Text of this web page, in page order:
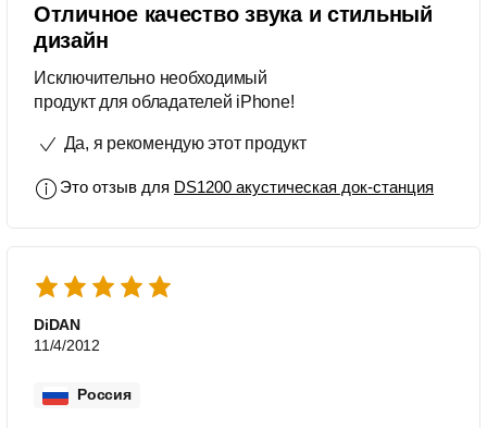
Отличное качество звука и стильный
дизайн
Исключительно необходимый
продукт для обладателей iPhone!
Да, я рекомендую этот продукт
Это отзыв для DS1200 акустическая док-станция
DiDAN
11/4/2012
Россия